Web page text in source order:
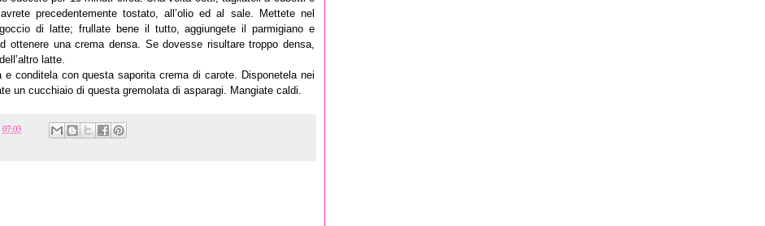
precedentemente tostato, all’olio ed al sale. Mettete nel
di latte; frullate bene il tutto, aggiungete il parmigiano e
ottenere una crema densa. Se dovesse risultare troppo densa,
latte.
conditela con questa saporita crema di carote. Disponetela nei
un cucchiaio di questa gremolata di asparagi. Mangiate caldi.
07:03